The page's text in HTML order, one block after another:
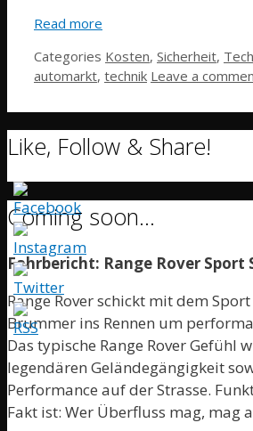
Read more
Categories Kosten, Sicherheit,
automarkt, technik Leave a
Like, Follow & Share!
Coming soon…
Fahrbericht: Range Rover Sport
Range Rover schickt mit dem
Brummer ins Rennen um
Das typische Range Rover Gefühl
legendären Geländegängigkeit
Performance auf der Strasse.
Fakt ist: Wer Überfluss mag, mag